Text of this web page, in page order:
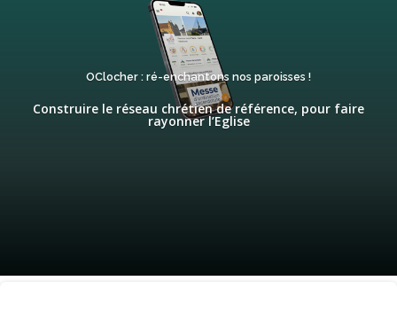
OClocher : ré-enchantons nos paroisses !
Construire le réseau chrétien de référence, pour faire
rayonner l’Eglise